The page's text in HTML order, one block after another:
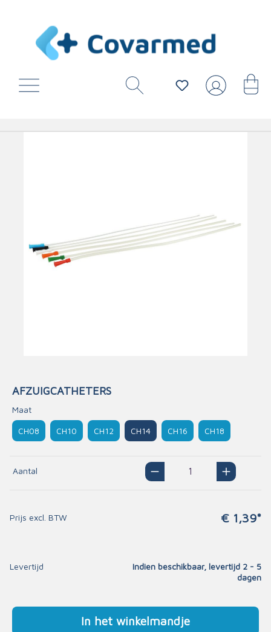
AFZUIGCATHETERS
Maat
CH08 CH10 CH12 CH14 CH16 CH18
Aantal
Prijs excl. BTW € 1,39*
Levertijd
Indien beschikbaar, levertijd 2 - 5
dagen
In het winkelmandje